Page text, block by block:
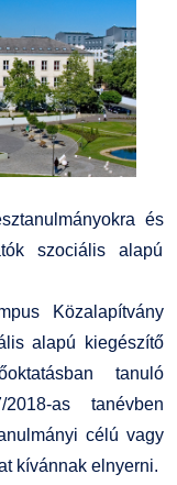
segédlet
KASZK
és
szociális alapú
Közalapítvány
alapú kiegészítő
tanuló
as tanévben
célú vagy
kívánnak elnyerni.